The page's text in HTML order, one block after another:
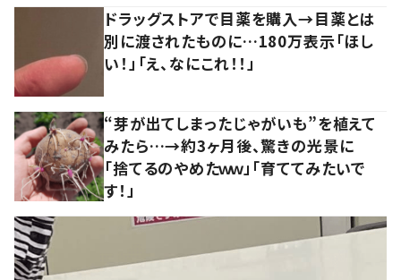
ドラッグストアで目薬を購入→目薬とは
別に渡されたものに…180万表示「ほし
い！」「え、なにこれ！！」
“芽が出てしまったじゃがいも”を植えて
みたら…→約3ヶ月後、驚きの光景に
「捨てるのやめたｗｗ」「育ててみたいで
す！」